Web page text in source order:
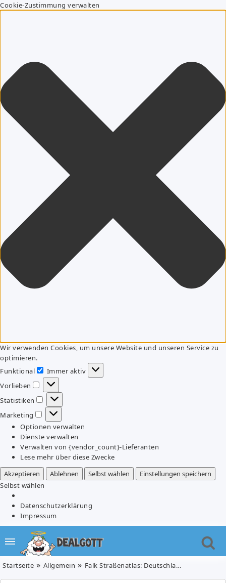
Cookie-Zustimmung verwalten
Wir verwenden Cookies, um unsere Website und unseren Service zu
optimieren.
Funktional
Funktional
Immer aktiv
Vorlieben
Vorlieben
Statistiken
Statistiken
Marketing
Marketing
Optionen verwalten
Dienste verwalten
Verwalten von {vendor_count}-Lieferanten
Lese mehr über diese Zwecke
Akzeptieren
Ablehnen Selbst wählen
Einstellungen speichern
Selbst wählen
Datenschutzerklärung
Impressum
Startseite Allgemein Falk Straßenatlas: Deutschland – Österreich – Schweiz–Europa für 6,99€